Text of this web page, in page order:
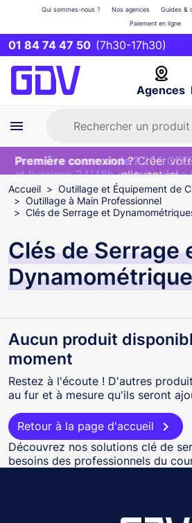
01 84 74 47 50 (7h30-17h30)
Agences
Qui sommes-nous ? Nos agences Guides &
Paiement en ligne
Première commande ?20€
et livraison 24/48h gratuite avec
Première connexion ?Créer
cliquant ici
EXCLU WEB :
Accueil
Outillage et Équipement de
Outillage à Main Professionnel
Clés de Serrage et
Clés de Serrage
Aucun produit
moment
Restez à l'écoute ! D'autres
au fur et à mesure qu'ils seront
Retour à la page d'accueil 
Découvrez nos solutions clé de
besoins des professionnels du